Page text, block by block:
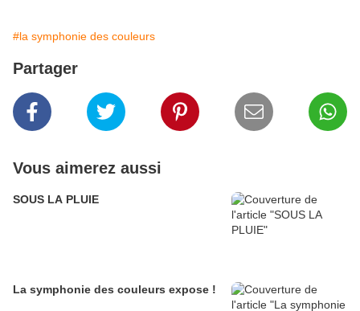
#la symphonie des couleurs
Partager
Vous aimerez aussi
SOUS LA PLUIE
La symphonie des couleurs expose !